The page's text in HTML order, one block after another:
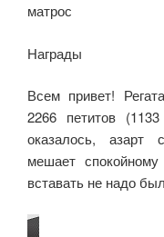
матрос
Награды:
Всем привет!
2266 петитов
оказалось, азарт
мешает
вставать не надо